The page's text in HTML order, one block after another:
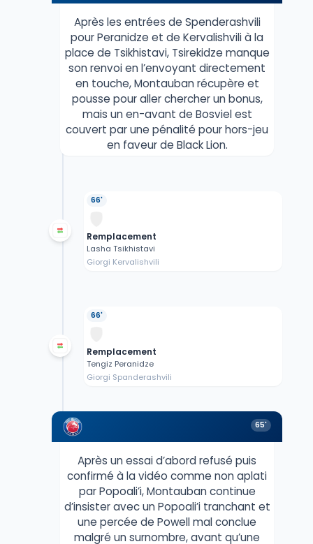
Après les entrées de Spenderashvili
pour Peranidze et de Kervalishvili à la
place de Tsikhistavi, Tsirekidze manque
son renvoi en l’envoyant directement
en touche, Montauban récupère et
pousse pour aller chercher un bonus,
mais un en-avant de Bosviel est
couvert par une pénalité pour hors-jeu
en faveur de Black Lion.
66'
Remplacement
Lasha Tsikhistavi
Giorgi Kervalishvili
66'
Remplacement
Tengiz Peranidze
Giorgi Spanderashvili
65'
Après un essai d’abord refusé puis
confirmé à la vidéo comme non aplati
par Popoali’i, Montauban continue
d’insister avec un Popoali’i tranchant et
une percée de Powell mal conclue
malgré un surnombre, avant qu’une